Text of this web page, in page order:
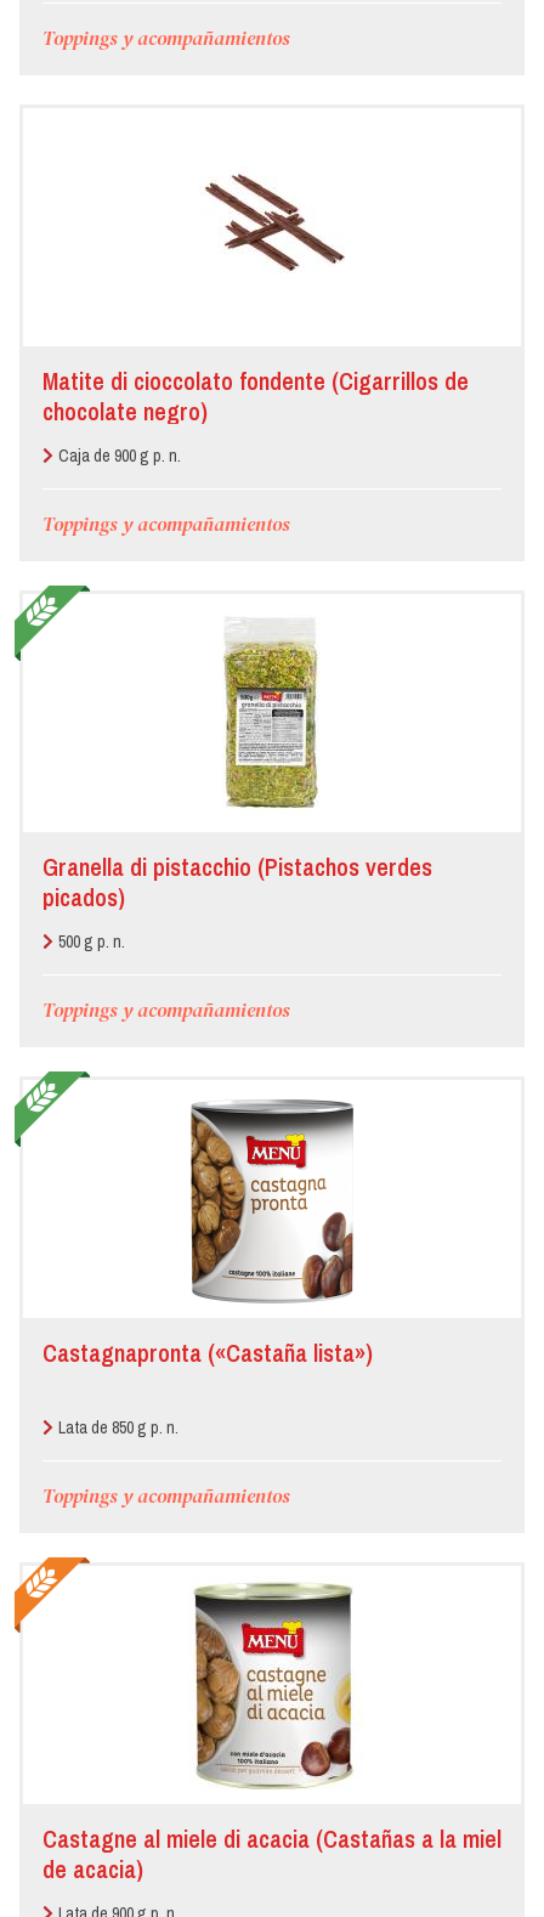
Toppings y acompañamientos
Matite di cioccolato fondente (Cigarrillos de
chocolate negro)
Caja de 900 g p. n.
Toppings y acompañamientos
Granella di pistacchio (Pistachos verdes
picados)
500 g p. n.
Toppings y acompañamientos
Castagnapronta («Castaña lista»)
Lata de 850 g p. n.
Toppings y acompañamientos
Castagne al miele di acacia (Castañas a la miel
de acacia)